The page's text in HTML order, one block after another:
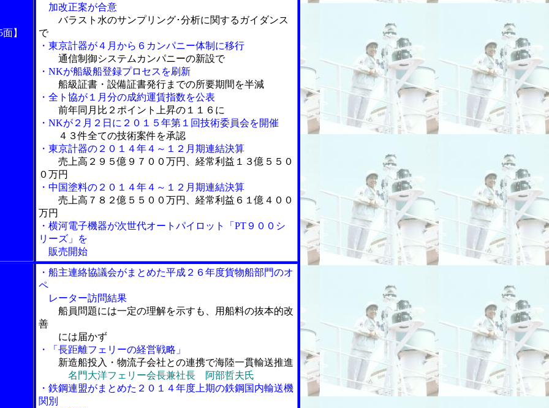
】
加改正案が合意
バラスト水のサンプリング･分析に関するガイダンス
で
・東京計器が４月から６カンパニー体制に移行
通信制御システムカンパニーの新設で
・NKが船級船登録プロセスを刷新
船級証書・設備証書発行までの所要期間を半減
・全ト協が１月分の成約運賃指数を公表
前年同月比２ポイント上昇の１１６に
・NKが２月２日に２０１５年第１回技術委員会を開催
４３件全ての技術案件を承認
・東京計器の２０１４年４～１２月期連結決算
売上高２９５億９７００万円、経常利益１３億５５０
０万円
・中国塗料の２０１４年４～１２月期連結決算
売上高７８２億５５００万円、経常利益６１億４００
万円
・横河電子機器が次世代オートパイロット「PT９００シ
リーズ」を
販売開始
・船主連絡協議会がまとめた平成２６年度貨物船部門のオ
ペ
レーター訪問結果
船員問題には一定の理解を示すも、用船料の抜本的改
善
には届かず
・「長距離フェリーの経営戦略」
新造船投入・物流子会社との連携で海陸一貫輸送推進
名門大洋フェリー会長兼社長 阿部哲夫氏
・鉄鋼連盟がまとめた２０１４年度上期の鉄鋼国内輸送機
関別